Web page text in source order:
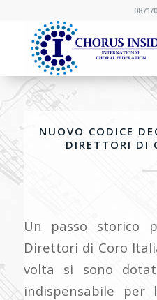
0871/
NUOVO CODICE
DIRETTORI DI
Un passo storico
Direttori di Coro
volta si sono
indispensabile per